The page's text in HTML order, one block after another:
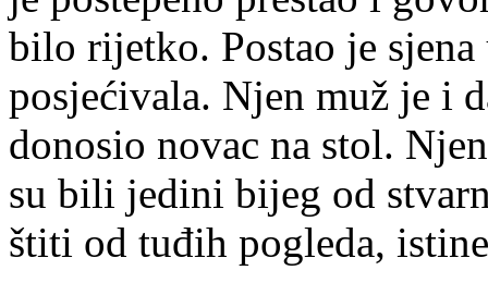
bilo rijetko. Postao je
posjećivala. Njen muž je i
donosio novac na stol.
su bili jedini bijeg od
štiti od tuđih pogleda,